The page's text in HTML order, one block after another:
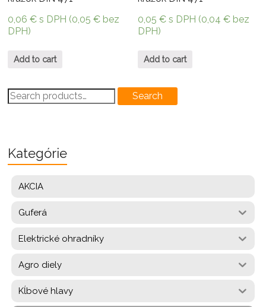
0,06€ s DPH (0,05€ bez
DPH)
Add to cart
0,05€ s DPH (0,04€ bez
DPH)
Add to cart
Search
for:
Search
Kategórie
AKCIA
Guferá
Elektrické ohradníky
Agro diely
Kĺbové hlavy